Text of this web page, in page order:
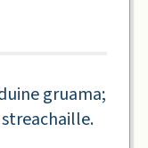
gruama;